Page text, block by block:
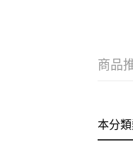
商品
本分